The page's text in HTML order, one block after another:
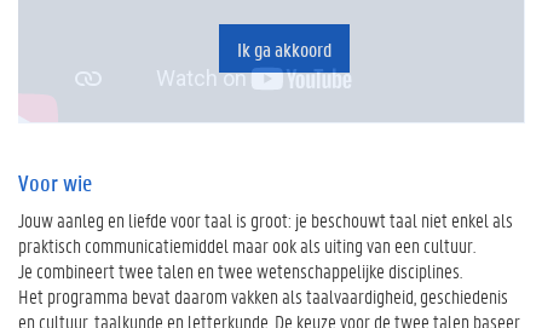
Ik ga akkoord
Voor wie
Jouw aanleg en liefde voor taal is groot: je beschouwt taal niet enkel als
praktisch communicatiemiddel maar ook als uiting van een cultuur.
Je combineert twee talen en twee wetenschappelijke disciplines.
Het programma bevat daarom vakken als taalvaardigheid, geschiedenis
en cultuur, taalkunde en letterkunde. De keuze voor de twee talen baseer